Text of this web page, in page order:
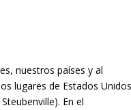
nuestros países y al
lugares de Estados
). En el